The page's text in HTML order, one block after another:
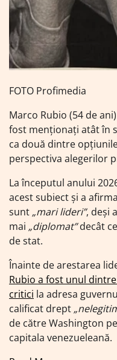
FOTO Profimedia
Marco Rubio (54 de
fost menționați atât în
ca două dintre
perspectiva alegerilor
La începutul anului
acest subiect și a
sunt „mari lideri”, deși
mai „diplomat”decât
de stat.
Înainte de arestarea
Rubio a fost unul
critici la adresa
calificat drept
de către Washington
capitala venezueleană.